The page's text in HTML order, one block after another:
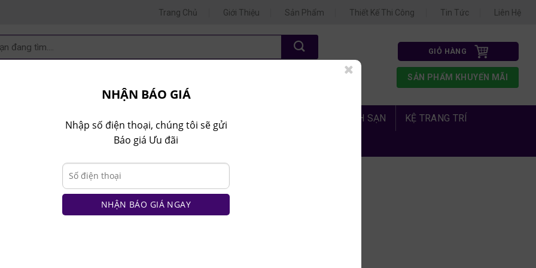
Trang Chủ Giới Thiệu Sản Phẩm Thiết Kế Thi Công Tin Tức Liên Hệ
0935.435.286
GIỎ HÀNG
SẢN PHẨM KHUYẾN MÃI
NT VĂN PHÒNG NT TRẺ EM COMBO PHÒNG NGỦ KHÁCH SẠN KỆ TRANG TRÍ
VÁCH NGĂN PK VÁCH ỐP TƯỜNG
ghế hiện đại bh07
NHẬN BÁO GIÁ
Nhập số điện thoại, chúng tôi sẽ gửi
Báo giá Ưu đãi
NHẬN BÁO GIÁ NGAY